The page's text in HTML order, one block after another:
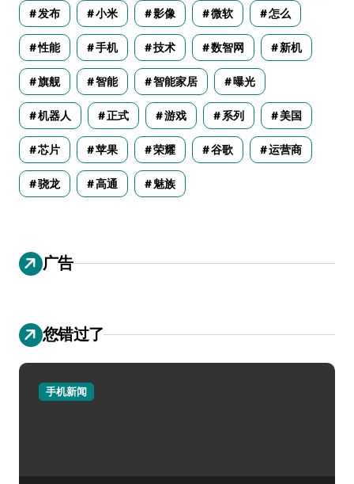
发布 小米 影像 微软 怎么
性能 手机 技术 数智网 新机
旗舰 智能 智能家居 曝光
机器人 正式 游戏 系列 美国
芯片 苹果 荣耀 谷歌 运营商
骁龙 高通 魅族
广告
您错过了
手机新闻